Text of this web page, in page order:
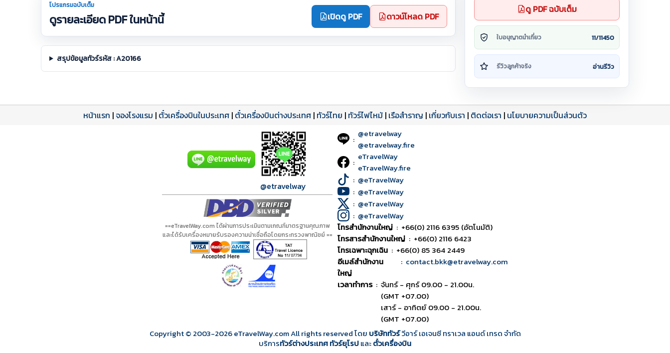
โปรแกรมฉบับเต็ม
ดูรายละเอียด PDF ในหน้านี้ เปิดดู PDF ดาวน์โหลด PDF
สรุปข้อมูลทัวร์รหัส : A20166
ดู PDF ฉบับเต็ม
ใบอนุญาตนำเที่ยว 11/11450
รีวิวลูกค้าจริง อ่านรีวิว
หน้าแรก |จองโรงแรม | ตั๋วเครื่องบินในประเทศ | ตั๋วเครื่องบินต่างประเทศ | ทัวร์ไทย | ทัวร์ไฟไหม้ | เรือสำราญ | เกี่ยวกับเรา | ติดต่อเรา | นโยบายความเป็นส่วนตัว
@etravelway
==eTravelWay.com ได้ผ่านการประเมินตามเกณฑ์มาตรฐานคุณภาพ
และได้รับเครื่องหมายรับรองความน่าเชื่อถือโดยกระทรวงพาณิชย์ ==
: @etravelway
@etravelway.fire
: eTravelWay
eTravelWay.fire
: @eTravelWay
: @eTravelWay
: @eTravelWay
: @eTravelWay
โทรสำนักงานใหญ่ : +66(0) 2116 6395 (อัตโนมัติ)
โทรสารสำนักงานใหญ่ : +66(0) 2116 6423
โทรเฉพาะฉุกเฉิน : +66(0) 85 364 2449
อีเมล์สำนักงาน
ใหญ่
: contact.bkk@etravelway.com
เวลาทำการ : จันทร์ - ศุกร์ 09.00 - 21.00น.
(GMT +07.00)
เสาร์ - อาทิตย์ 09.00 - 21.00น.
(GMT +07.00)
Copyright © 2003-2026eTravelWay.com All rights reserved โดย บริษัททัวร์วีอาร์ เอเจนซี ทราเวล แอนด์ เทรด จำกัด
บริการทัวร์ต่างประเทศทัวร์ยุโรปและตั๋วเครื่องบิน